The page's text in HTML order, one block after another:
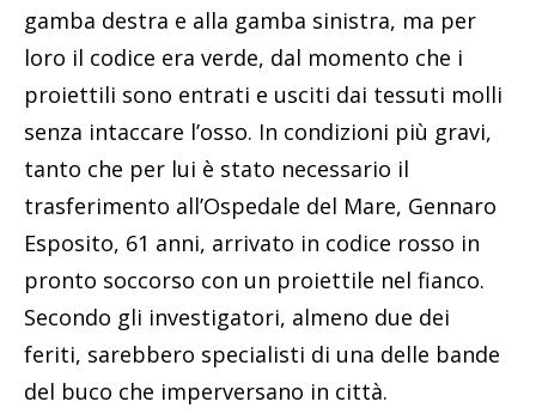
gamba destra e alla gamba sinistra, ma per
loro il codice era verde, dal momento che i
proiettili sono entrati e usciti dai tessuti molli
senza intaccare l’osso. In condizioni più gravi,
tanto che per lui è stato necessario il
trasferimento all’Ospedale del Mare, Gennaro
Esposito, 61 anni, arrivato in codice rosso in
pronto soccorso con un proiettile nel fianco.
Secondo gli investigatori, almeno due dei
feriti, sarebbero specialisti di una delle bande
del buco che imperversano in città.